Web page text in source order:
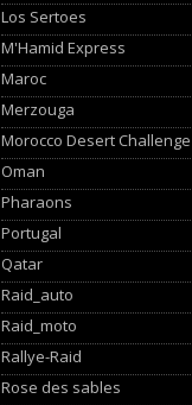
Los Sertoes
M'Hamid Express
Maroc
Merzouga
Morocco Desert Challenge
Oman
Pharaons
Portugal
Qatar
Raid_auto
Raid_moto
Rallye-Raid
Rose des sables